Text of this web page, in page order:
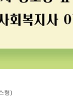
형)